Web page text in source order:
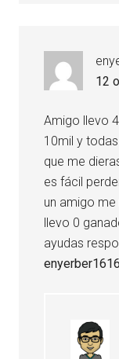
12
Amigo llevo
10mil y
que me
es fácil
un amigo
llevo 0
ayudas